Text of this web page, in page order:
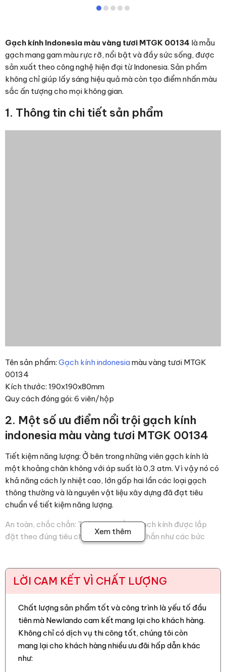
Gạch kính Indonesia màu vàng tươi MTGK 00134 là mẫu
gạch mang gam màu rực rỡ, nổi bật và đầy sức sống, được
sản xuất theo công nghệ hiện đại từ Indonesia. Sản phẩm
không chỉ giúp lấy sáng hiệu quả mà còn tạo điểm nhấn màu
sắc ấn tượng cho mọi không gian.
1. Thông tin chi tiết sản phẩm
2. Một số ưu điểm nổi trội gạch kính
indonesia màu vàng tươi MTGK 00134
Tiết kiệm năng lượng: Ở bên trong những viên gạch kính là
một khoảng chân không với áp suất là 0,3 atm. Vì vậy nó có
khả năng cách ly nhiệt cao, lớn gấp hai lần các loại gạch
thông thường và là nguyên vật liệu xây dựng đã đạt tiêu
chuẩn về tiết kiệm năng lượng.
An toàn, chắc chắn: Tường làm bằng gạch kính được lắp
đặt theo đúng tiêu chuẩn nên sẽ chắn chắn như các bức
tường khác. Nó còn chống lại sự chấn động và sức gió, bảo
vệ bạn trước sự đột nhập từ ở bên ngoài.
Vệ sinh dễ dàng :
+ Dễ bảo dưỡng và lau chùi: Gạch kính rất dễ dàng lau chùi
rửa chuyên dụng.
+ Đặc tính chống bám dính của loại gạch này sẽ giúp cho
việc vệ sinh và bảo trì của tòa nhà sẽ rất dễ dàng.
Độ bền cao: Gạch kính được chế tạo và gia công từ thủy
tinh thuần nhất và rất vững chắc, đồng thời sử dụng công
nghệ đặc biệt để hấp thụ sức nén cao hơn, có thể chống lại
những yếu tố thời tiết như gió, bão, động đất… Cường độ nén
Xem thêm
LỜI CAM KẾT VÌ CHẤT LƯỢNG
Chất lượng sản phẩm tốt và công trình là yếu tố đầu
tiên mà Newlando cam kết mang lại cho khách hàng.
Không chỉ có dịch vụ thi công tốt, chúng tôi còn
mang lại cho khách hàng nhiều ưu đãi hấp dẫn khác
như: